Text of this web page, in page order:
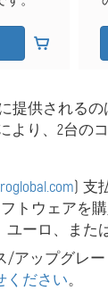
に提供される
より、2台の
) 支
フトウェアを
ユーロ、また
/アップグレ
ください。